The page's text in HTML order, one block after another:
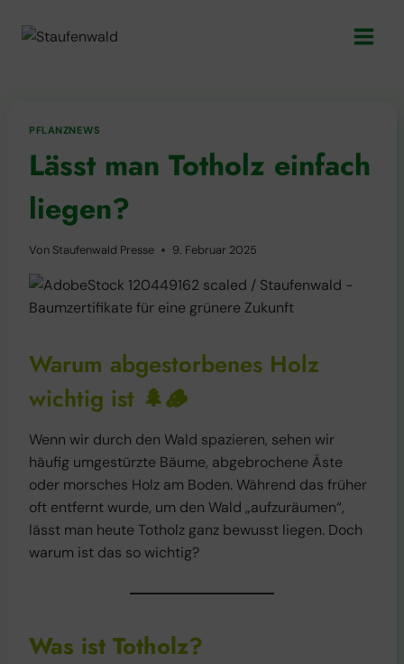
Inhalt
PFLANZNEWS
Lässt man Totholz einfach
liegen?
Von Staufenwald Presse 9. Februar 2025
Warum abgestorbenes Holz
wichtig ist 🌲🪵
Wenn wir durch den Wald spazieren, sehen wir
häufig umgestürzte Bäume, abgebrochene Äste
oder morsches Holz am Boden. Während das früher
oft entfernt wurde, um den Wald „aufzuräumen“,
lässt man heute Totholz ganz bewusst liegen. Doch
warum ist das so wichtig?
Was ist Totholz?